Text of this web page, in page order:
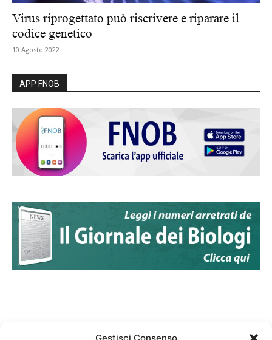
Virus riprogettato può riscrivere e riparare il
codice genetico
10 Agosto 2022
APP FNOB